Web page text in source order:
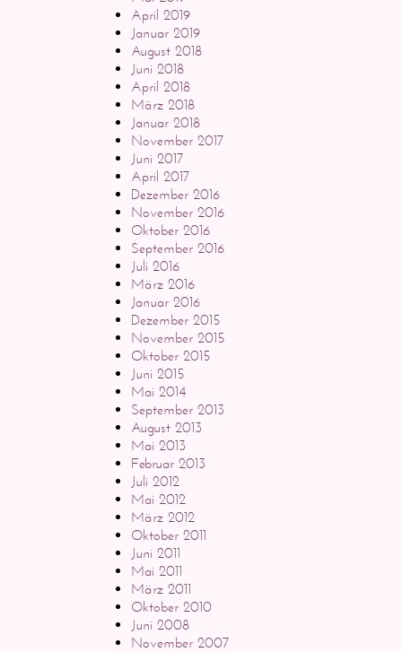
April 2019
Januar 2019
August 2018
Juni 2018
April 2018
März 2018
Januar 2018
November 2017
Juni 2017
April 2017
Dezember 2016
November 2016
Oktober 2016
September 2016
Juli 2016
März 2016
Januar 2016
Dezember 2015
November 2015
Oktober 2015
Juni 2015
Mai 2014
September 2013
August 2013
Mai 2013
Februar 2013
Juli 2012
Mai 2012
März 2012
Oktober 2011
Juni 2011
Mai 2011
März 2011
Oktober 2010
Juni 2008
November 2007